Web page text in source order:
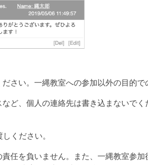
さい。一縄教室への参加以外の目的で
ど、個人の連絡先は書き込まないで
ください。
任を負いません。また、一縄教室参